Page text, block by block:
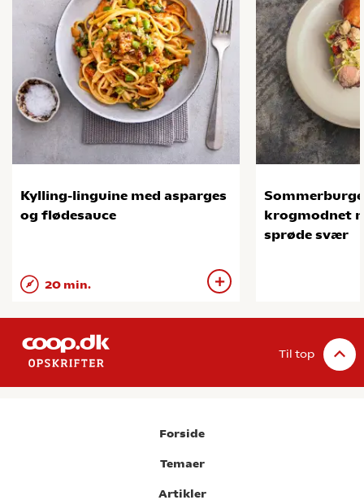
Kylling-linguine med asparges
og flødesauce
20 min.
krogmodnet
sprøde svær
Til top
Forside
Temaer
Artikler